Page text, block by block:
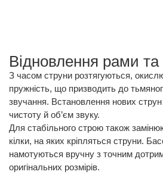
Відновлення рами та
З часом струни розтягуються,
пружність, що призводить до
звучання. Встановлення нових струн
чистоту й об’єм звуку.
Для стабільного строю також
кілки, на яких кріпляться струни.
намотуються вручну з точним
оригінальних розмірів.